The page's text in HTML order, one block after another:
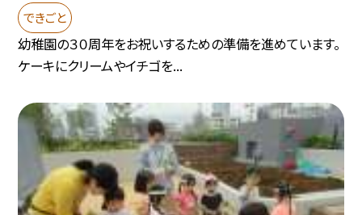
できごと
幼稚園の３０周年をお祝いするための準備を進めています。
ケーキにクリームやイチゴを...